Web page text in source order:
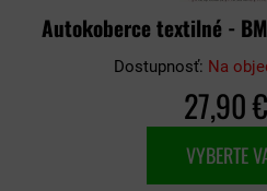
Autokoberce textilné -
Dostupnosť: Na
27,90 €
VYBERTE